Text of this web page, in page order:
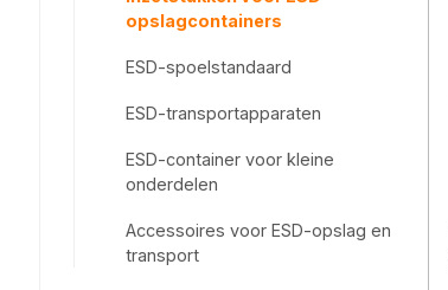
opslagcontainers
ESD-spoelstandaard
ESD-transportapparaten
ESD-container voor kleine
onderdelen
Accessoires voor ESD-opslag en
transport